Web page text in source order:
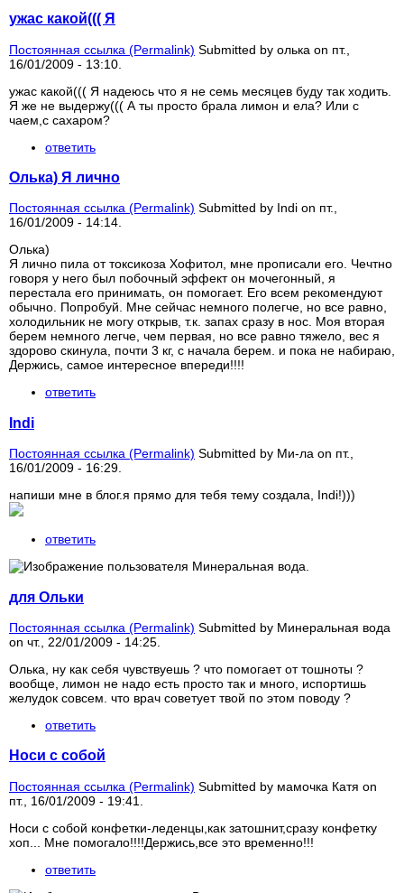
ужас какой((( Я
Постоянная ссылка (Permalink) Submitted by олька on пт.,
16/01/2009 - 13:10.
ужас какой((( Я надеюсь что я не семь месяцев буду так ходить.
Я же не выдержу((( А ты просто брала лимон и ела? Или с
чаем,с сахаром?
ответить
Олька) Я лично
Постоянная ссылка (Permalink) Submitted by Indi on пт.,
16/01/2009 - 14:14.
Олька)
Я лично пила от токсикоза Хофитол, мне прописали его. Чечтно
говоря у него был побочный эффект он мочегонный, я
перестала его принимать, он помогает. Его всем рекомендуют
обычно. Попробуй. Мне сейчас немного полегче, но все равно,
холодильник не могу открыв, т.к. запах сразу в нос. Моя вторая
берем немного легче, чем первая, но все равно тяжело, вес я
здорово скинула, почти 3 кг, с начала берем. и пока не набираю,
Держись, самое интересное впереди!!!!
ответить
Indi
Постоянная ссылка (Permalink) Submitted by Ми-ла on пт.,
16/01/2009 - 16:29.
напиши мне в блог.я прямо для тебя тему создала, Indi!)))
ответить
для Ольки
Постоянная ссылка (Permalink) Submitted by Минеральная вода
on чт., 22/01/2009 - 14:25.
Олька, ну как себя чувствуешь ? что помогает от тошноты ?
вообще, лимон не надо есть просто так и много, испортишь
желудок совсем. что врач советует твой по этом поводу ?
ответить
Носи с собой
Постоянная ссылка (Permalink) Submitted by мамочка Катя on
пт., 16/01/2009 - 19:41.
Носи с собой конфетки-леденцы,как затошнит,сразу конфетку
хоп... Мне помогало!!!!Держись,все это временно!!!
ответить